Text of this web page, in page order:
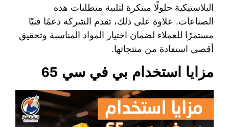
البلاستيكية حلولًا مبتكرة لتلبية متطلبات هذه
الصناعات. علاوة على ذلك، تقدم الشركة دعمًا فنيًا
مستمرًا للعملاء لضمان اختيار المواد المناسبة وتحقيق
أقصى استفادة من منتجاتها.
مزايا استخدام بي في سي 65